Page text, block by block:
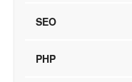
SEO
PHP